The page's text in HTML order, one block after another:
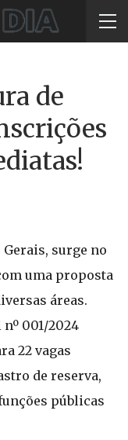
de
surge no
uma proposta
áreas.
001/2024
22 vagas
de reserva,
públicas